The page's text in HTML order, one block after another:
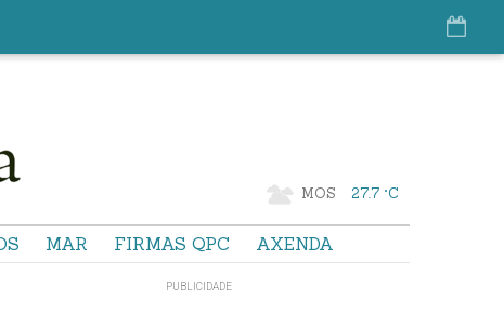
MOS 27.7 °C
MAR FIRMAS QPC AXENDA